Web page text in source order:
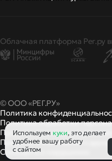
Облачная платформа Рег.ру
© ООО «РЕГ.РУ»
Политика
Политика обработки
Правила применения
Правила пользованияи другие
Сообщить о нарушении
Используем куки, это делает
удобнее вашу работу
с сайтом